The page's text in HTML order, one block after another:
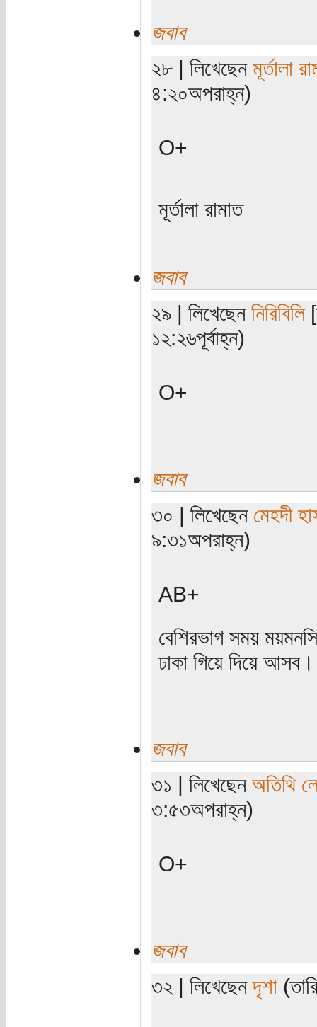
জবাব
২৮ | লিখেছেন মূর্তালা
৪:২০অপরাহ্ন)
O+
মূর্তালা রামাত
জবাব
২৯ | লিখেছেন নিরিবিলি
১২:২৬পূর্বাহ্ন)
O+
জবাব
৩০ | লিখেছেন মেহদী
৯:৩১অপরাহ্ন)
AB+
বেশিরভাগ সময়
ঢাকা গিয়ে দিয়ে আসব।
জবাব
৩১ | লিখেছেন অতিথি
৩:৫৩অপরাহ্ন)
O+
জবাব
৩২ | লিখেছেনদৃশা